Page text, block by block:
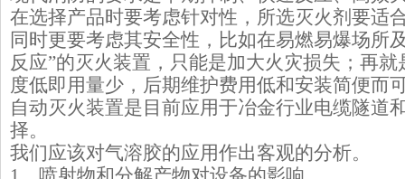
在选择产品时要考虑针对性，所选灭火剂要适
同时更要考虑其安全性，比如在易燃易爆场所
反应”的灭火装置，只能是加大火灾损失；再
度低即用量少，后期维护费用低和安装简便而
自动灭火装置是目前应用于冶金行业电缆隧道
择。
我们应该对气溶胶的应用作出客观的分析。